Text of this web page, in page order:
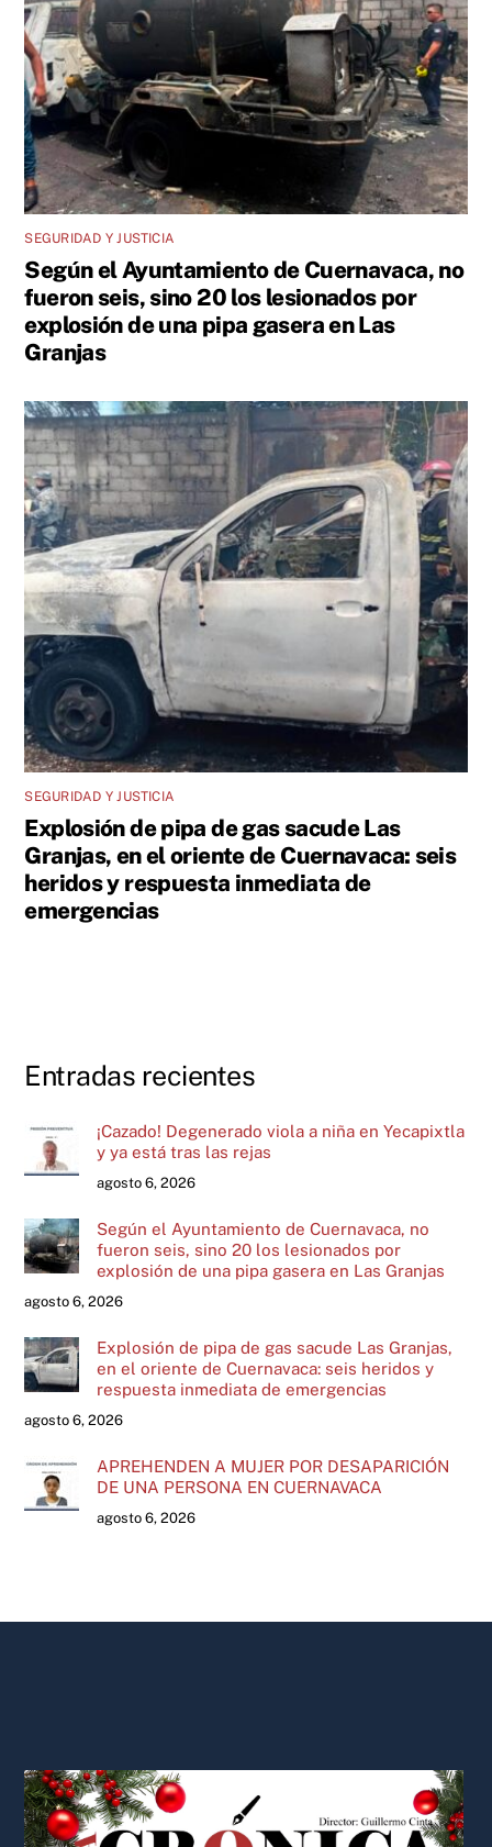
SEGURIDAD Y JUSTICIA
Según el Ayuntamiento de Cuernavaca, no
fueron seis, sino 20 los lesionados por
explosión de una pipa gasera en Las
Granjas
SEGURIDAD Y JUSTICIA
Explosión de pipa de gas sacude Las
Granjas, en el oriente de Cuernavaca: seis
heridos y respuesta inmediata de
emergencias
Entradas recientes
¡Cazado! Degenerado viola a niña en Yecapixtla
y ya está tras las rejas
agosto 6, 2026
Según el Ayuntamiento de Cuernavaca, no
fueron seis, sino 20 los lesionados por
explosión de una pipa gasera en Las Granjas
agosto 6, 2026
Explosión de pipa de gas sacude Las Granjas,
en el oriente de Cuernavaca: seis heridos y
respuesta inmediata de emergencias
agosto 6, 2026
APREHENDEN A MUJER POR DESAPARICIÓN
DE UNA PERSONA EN CUERNAVACA
agosto 6, 2026
To
Top